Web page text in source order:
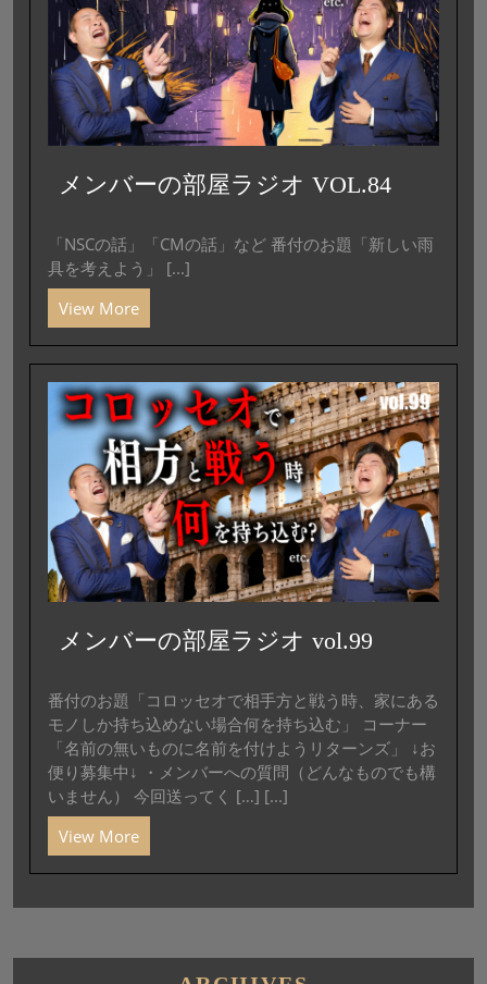
メンバーの部屋ラジオ VOL.84
「NSCの話」「CMの話」など 番付のお題「新しい雨
具を考えよう」 [...]
View More
メンバーの部屋ラジオ vol.99
番付のお題「コロッセオで相手方と戦う時、家にある
モノしか持ち込めない場合何を持ち込む」 コーナー
「名前の無いものに名前を付けようリターンズ」 ↓お
便り募集中↓ ・メンバーへの質問（どんなものでも構
いません） 今回送ってく […] [...]
View More